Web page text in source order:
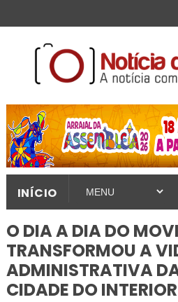
INÍCIO
O DIA A DIA DO
TRANSFORMOU A
ADMINISTRATIVA
CIDADE DO